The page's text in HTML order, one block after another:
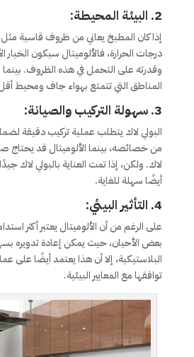
2. البيئة المحيطة:
إذا كان المطبخ يعاني من ظروف قاسية مثل
درجات الحرارة، فالألوميتال سيكون الخيار
وقدرته على التحمل في هذه الظروف. بينما
المناطق التي تتمتع بهواء جاف ومحيط
3. سهولة التركيب والصيانة:
البولي لاك يتطلب عملية تركيب دقيقة
من خصائصه، بينما الألوميتال قد يحتاج
لاك. ولكن، إذا تمت العناية بالبولي لاك
أيضًا سهلة للغاية.
4. التأثير البيئي:
على الرغم من أن الألوميتال يعتبر أكثر
بعض الأحيان، حيث يمكن إعادة تدويره
البلاستيكية، إلا أن هذا يعتمد أيضًا على
توافقها مع المعايير البيئية.